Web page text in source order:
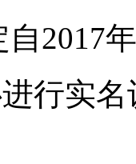
2017
行实名